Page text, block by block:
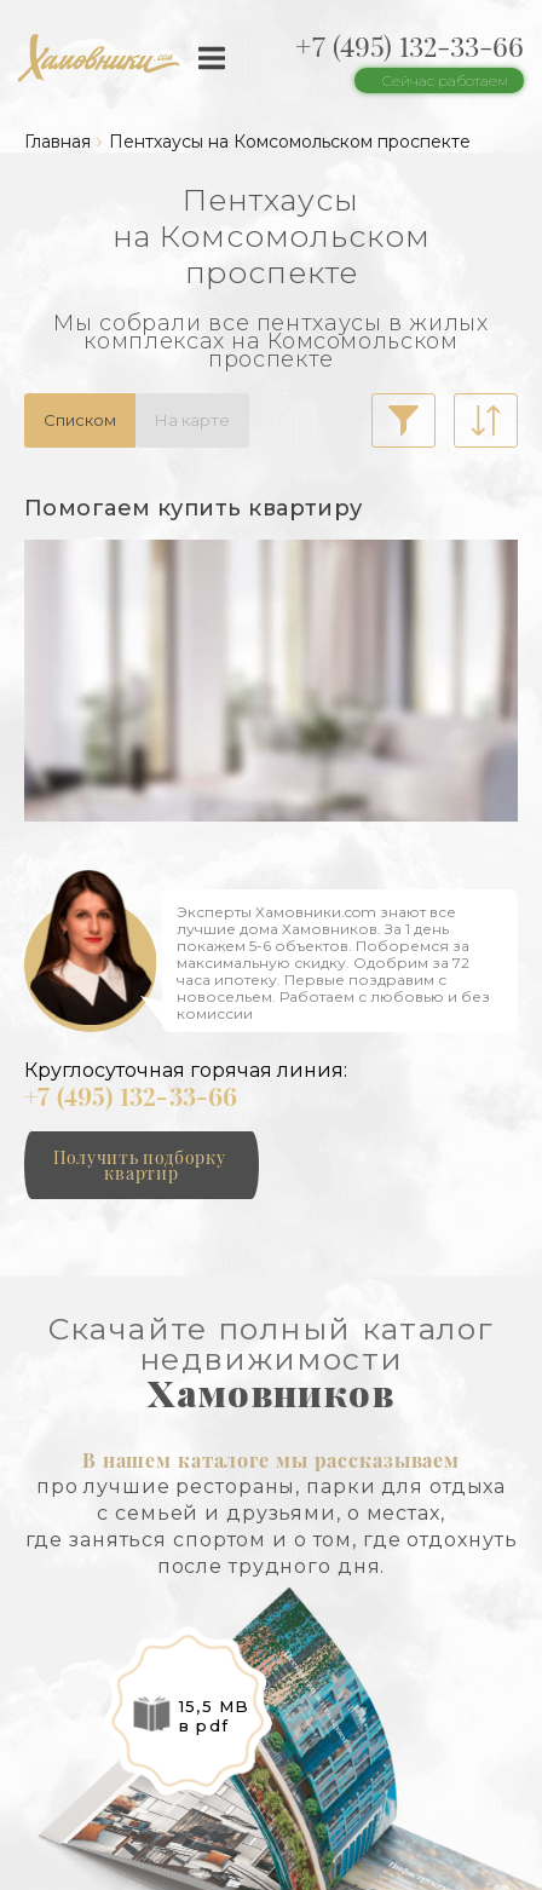
+7 (495) 132-33-66
Сейчас работаем
Главная Пентхаусы на Комсомольском проспекте
Пентхаусы
на Комсомольском
проспекте
Мы собрали все пентхаусы в жилых
комплексах на Комсомольском
проспекте
Списком На карте
Помогаем купить квартиру
Эксперты Хамовники.com знают все
лучшие дома Хамовников. За 1 день
покажем 5-6 объектов. Поборемся за
максимальную скидку. Одобрим за 72
часа ипотеку. Первые поздравим с
новосельем. Работаем с любовью и без
комиссии
Круглосуточная горячая линия:
+7 (495) 132-33-66
Получить подборку
квартир
Скачайте полный каталог
недвижимости
Хамовников
В нашем каталоге мы рассказываем
про лучшие рестораны, парки для отдыха
с семьей и друзьями, о местах,
где заняться спортом и о том, где отдохнуть
после трудного дня.
15,5 MB
в pdf